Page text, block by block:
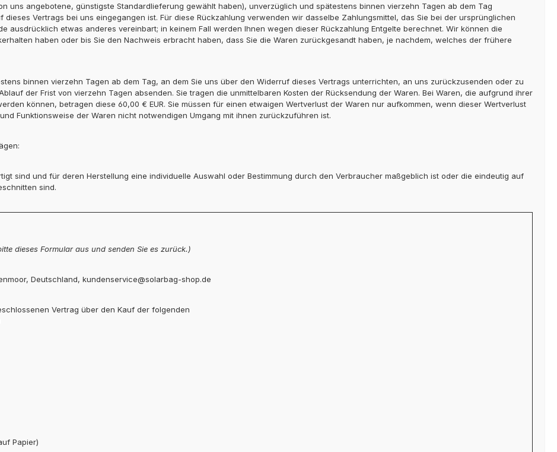
uns angebotene, günstigste Standardlieferung gewählt haben), unverzüglich und spätestens binnen vierzehn Tagen ab dem Tag
Vertrags bei uns eingegangen ist. Für diese Rückzahlung verwenden wir dasselbe Zahlungsmittel, das Sie bei der ursprünglichen
ausdrücklich etwas anderes vereinbart; in keinem Fall werden Ihnen wegen dieser Rückzahlung Entgelte berechnet. Wir können die
haben oder bis Sie den Nachweis erbracht haben, dass Sie die Waren zurückgesandt haben, je nachdem, welches der frühere
binnen vierzehn Tagen ab dem Tag, an dem Sie uns über den Widerruf dieses Vertrags unterrichten, an uns zurückzusenden oder zu
der Frist von vierzehn Tagen absenden. Sie tragen die unmittelbaren Kosten der Rücksendung der Waren. Bei Waren, die aufgrund ihrer
können, betragen diese 60,00 € EUR. Sie müssen für einen etwaigen Wertverlust der Waren nur aufkommen, wenn dieser Wertverlust
Funktionsweise der Waren nicht notwendigen Umgang mit ihnen zurückzuführen ist.
sind und für deren Herstellung eine individuelle Auswahl oder Bestimmung durch den Verbraucher maßgeblich ist oder die eindeutig auf
sind.
dieses Formular aus und senden Sie es zurück.)
Deutschland, kundenservice@solarbag-shop.de
Vertrag über den Kauf der folgenden
Papier)